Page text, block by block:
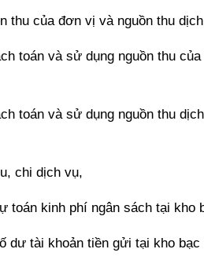
thu của đơn vị và nguồn thu
toán và sử dụng nguồn thu
toán và sử dụng nguồn thu
chi dịch vụ,
toán kinh phí ngân sách tại kho
dư tài khoản tiền gửi tại kho